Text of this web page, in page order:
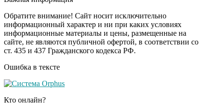
смеяться вы будете
i
Королева вагона
отожгла! Видео не
оставит равнодушным
США — Южной
Обратите внимание! Сайт носит исключительно
информационный характер и ни при каких условиях
информационные материалы и цены, размещенные на
сайте, не являются публичной офертой, в соответствии со
ст. 435 и 437 Гражданского кодекса РФ.
Ошибка в тексте
Кто онлайн?